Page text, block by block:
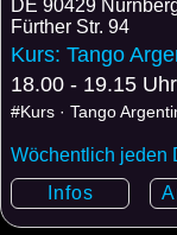
DE 90429
Fürther Str. 94
Kurs: Tango
18.00 - 19.15 Uhr
#Kurs · Tango
Wöchentlich jeden
Infos